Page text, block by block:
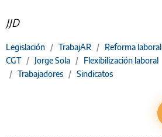
JJD
Legislación / TrabajAR / Reforma laboral
CGT / Jorge Sola / Flexibilización laboral
/ Trabajadores / Sindicatos